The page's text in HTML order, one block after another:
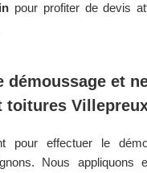
pour profiter de devis
démoussage et
toitures
pour effectuer le
Nous appliquons